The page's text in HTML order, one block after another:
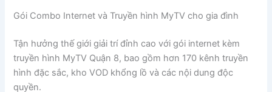
Gói Combo Internet và Truyền hình MyTV cho gia đình
Tận hưởng thế giới giải trí đỉnh cao với gói internet kèm
truyền hình MyTV Quận 8, bao gồm hơn 170 kênh truyền
hình đặc sắc, kho VOD khổng lồ và các nội dung độc
quyền.